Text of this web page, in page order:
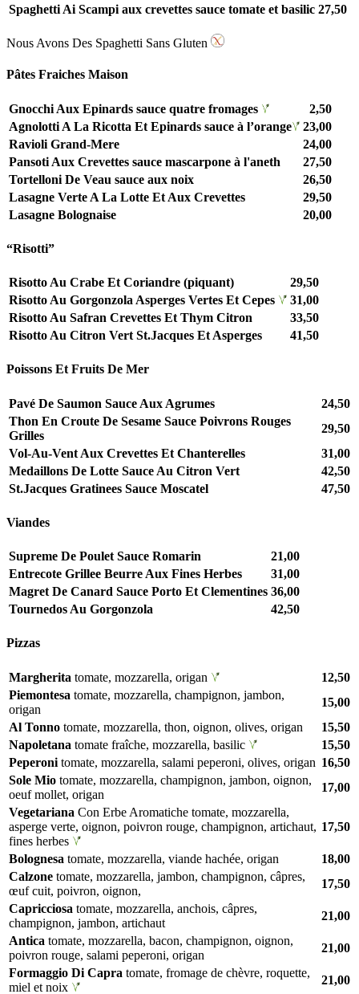
Spaghetti Ai Scampi aux crevettes sauce tomate et basilic 27,50
Nous Avons Des Spaghetti Sans Gluten
Pâtes Fraiches Maison
Gnocchi Aux Epinards sauce quatre fromages
2,50
Agnolotti A La Ricotta Et Epinards sauce à l’orange
23,00
Ravioli Grand-Mere
24,00
Pansoti Aux Crevettes sauce mascarpone à l'aneth
27,50
Tortelloni De Veau sauce aux noix
26,50
Lasagne Verte A La Lotte Et Aux Crevettes
29,50
Lasagne Bolognaise
20,00
“Risotti”
Risotto Au Crabe Et Coriandre (piquant)
29,50
Risotto Au Gorgonzola Asperges Vertes Et Cepes
31,00
Risotto Au Safran Crevettes Et Thym Citron
33,50
Risotto Au Citron Vert St.Jacques Et Asperges
41,50
Poissons Et Fruits De Mer
Pavé De Saumon Sauce Aux Agrumes
24,50
Thon En Croute De Sesame Sauce Poivrons Rouges
Grilles
29,50
Vol-Au-Vent Aux Crevettes Et Chanterelles
31,00
Medaillons De Lotte Sauce Au Citron Vert
42,50
St.Jacques Gratinees Sauce Moscatel
47,50
Viandes
Supreme De Poulet Sauce Romarin
21,00
Entrecote Grillee Beurre Aux Fines Herbes
31,00
Magret De Canard Sauce Porto Et Clementines 36,00
Tournedos Au Gorgonzola
42,50
Pizzas
Margherita tomate, mozzarella, origan
12,50
Piemontesa tomate, mozzarella, champignon, jambon,
origan
15,00
Al Tonno tomate, mozzarella, thon, oignon, olives, origan
15,50
Napoletana tomate fraîche, mozzarella, basilic
15,50
Peperoni tomate, mozzarella, salami peperoni, olives, origan 16,50
Sole Mio tomate, mozzarella, champignon, jambon, oignon,
oeuf mollet, origan
17,00
Vegetariana Con Erbe Aromatiche tomate, mozzarella,
asperge verte, oignon, poivron rouge, champignon, artichaut,
fines herbes
17,50
Bolognesa tomate, mozzarella, viande hachée, origan
18,00
Calzone tomate, mozzarella, jambon, champignon, câpres,
œuf cuit, poivron, oignon,
17,50
Capricciosa tomate, mozzarella, anchois, câpres,
champignon, jambon, artichaut
21,00
Antica tomate, mozzarella, bacon, champignon, oignon,
poivron rouge, salami peperoni, origan
21,00
Formaggio Di Capra tomate, fromage de chèvre, roquette,
miel et noix
21,00